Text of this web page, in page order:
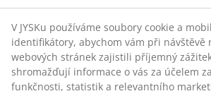
V JYSKu používáme soubory cookie a
identifikátory, abychom vám při návštěvě
webových stránek zajistili příjemný
shromažďují informace o vás za účelem
funkčnosti, statistik a relevantního